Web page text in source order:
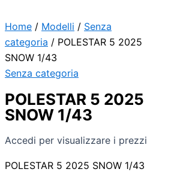
Home / Modelli / Senza
categoria / POLESTAR 5 2025
SNOW 1/43
Senza categoria
POLESTAR 5 2025
SNOW 1/43
Accedi per visualizzare i prezzi
POLESTAR 5 2025 SNOW 1/43